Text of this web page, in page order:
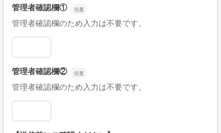
管理者確認欄①
管理者確認欄のため入力は不要です。
管理者確認欄①
管理者確認欄②
管理者確認欄のため入力は不要です。
管理者確認欄②